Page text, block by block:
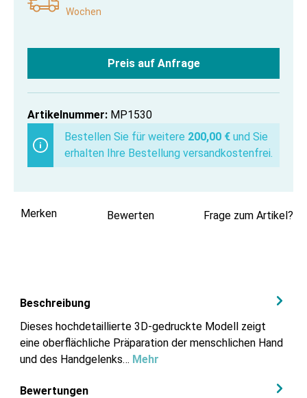
Wochen
Preis auf Anfrage
Artikelnummer: MP1530
Bestellen Sie für weitere 200,00 € und Sie
erhalten Ihre Bestellung versandkostenfrei.
Merken Bewerten Frage zum Artikel?
Beschreibung
Dieses hochdetaillierte 3D-gedruckte Modell zeigt
eine oberflächliche Präparation der menschlichen Hand
und des Handgelenks… Mehr
Bewertungen